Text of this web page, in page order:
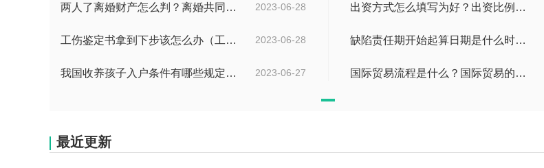
2023-06-28
两人了离婚财产怎么判？离婚共同财产有哪些？_焦点快报 出资方式怎么填写为好？出资比例怎么填写？
2023-06-28
工伤鉴定书拿到下步该怎么办（工伤鉴定后要是对伤残等级结论不服怎么办） 缺陷责任期开始起算日期是什么时候？缺陷责任终止证书签发的必要条件是什么？
2023-06-27
我国收养孩子入户条件有哪些规定？办理收养登记的事实收养情况有几种？ 国际贸易流程是什么？国际贸易的具体流程的内容都有哪些？
最近更新